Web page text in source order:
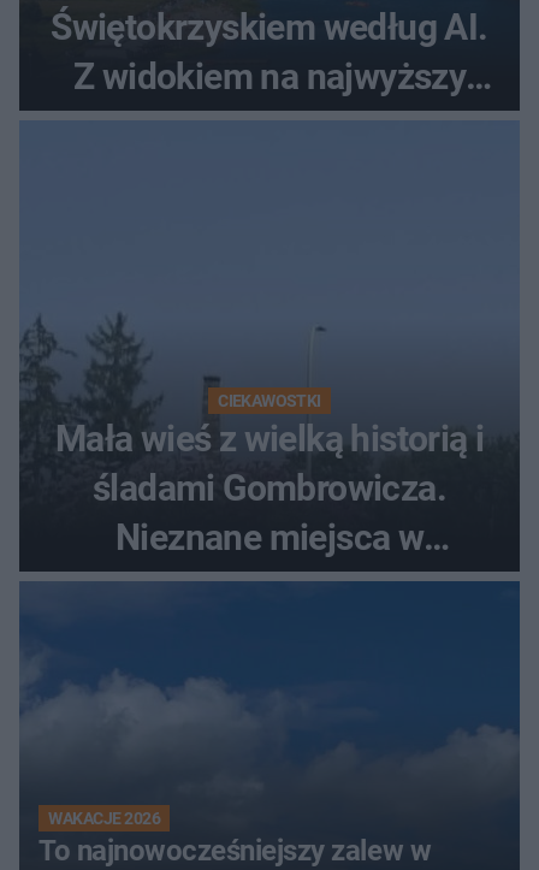
Świętokrzyskiem według AI.
Z widokiem na najwyższy
szczyt Gór Świętokrzyskich
CIEKAWOSTKI
Mała wieś z wielką historią i
śladami Gombrowicza.
Nieznane miejsca w
Świętokrzyskiem
WAKACJE 2026
To najnowocześniejszy zalew w